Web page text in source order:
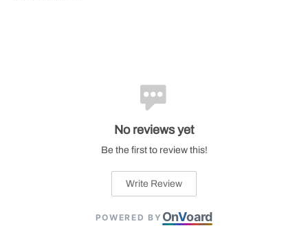
No reviews yet
Be the first to review this!
Write Review
POWERED BY OnVoard